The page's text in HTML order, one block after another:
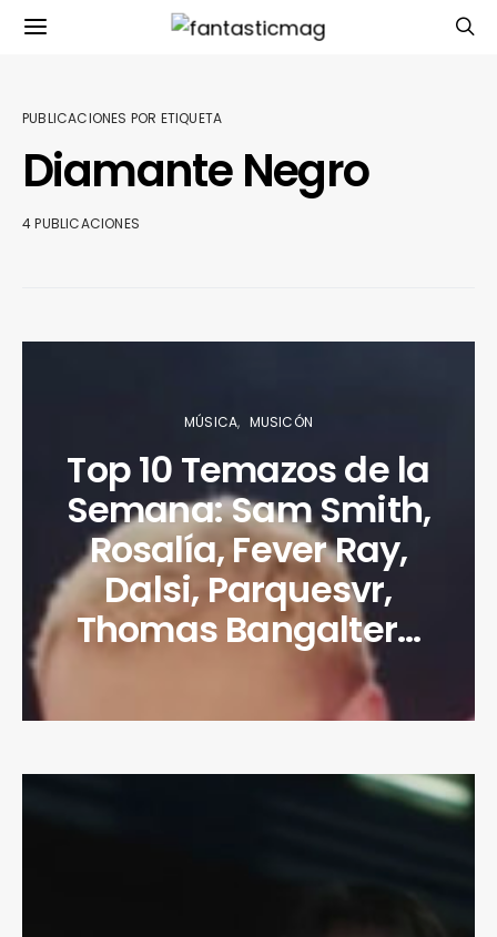
PUBLICACIONES POR ETIQUETA
Diamante Negro
4 PUBLICACIONES
MÚSICA MUSICÓN
Top 10 Temazos de la
Semana: Sam Smith,
Rosalía, Fever Ray,
Dalsi, Parquesvr,
Thomas Bangalter…